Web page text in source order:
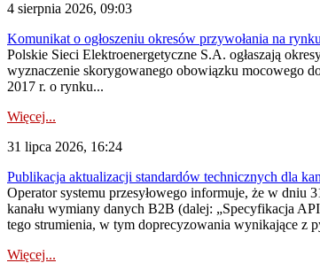
4 sierpnia 2026, 09:03
Komunikat o ogłoszeniu okresów przywołania na
Polskie Sieci Elektroenergetyczne S.A. ogłaszają
wyznaczenie skorygowanego obowiązku mocowego
2017 r. o rynku...
Więcej...
31 lipca 2026, 16:24
Publikacja aktualizacji standardów technicznych dla
Operator systemu przesyłowego informuje, że w dniu
kanału wymiany danych B2B (dalej: „Specyfikacja
tego strumienia, w tym doprecyzowania wynikające z
Więcej...